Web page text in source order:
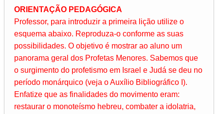
ORIENTAÇÃO PEDAGÓGICA
Professor, para introduzir a primeira lição utilize o
esquema abaixo. Reproduza-o conforme as suas
possibilidades. O objetivo é mostrar ao aluno um
panorama geral dos Profetas Menores. Sabemos que
o surgimento do profetismo em Israel e Judá se deu no
período monárquico (veja o Auxílio Bibliográfico I).
Enfatize que as finalidades do movimento eram:
restaurar o monoteísmo hebreu, combater a idolatria,